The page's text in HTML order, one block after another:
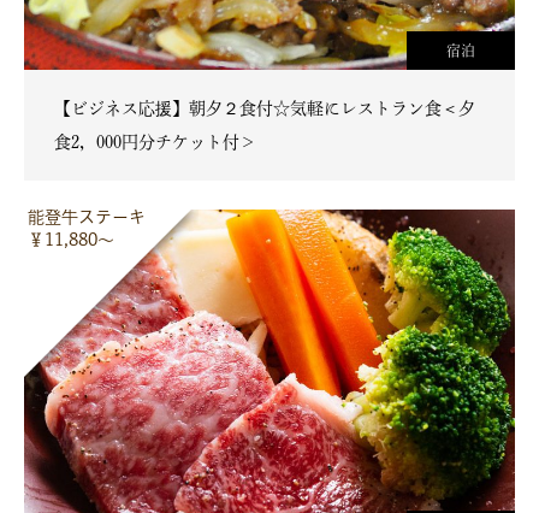
宿泊
【ビジネス応援】朝夕２食付☆気軽にレストラン食＜夕
食2，000円分チケット付＞
能登牛ステーキ
￥11,880～